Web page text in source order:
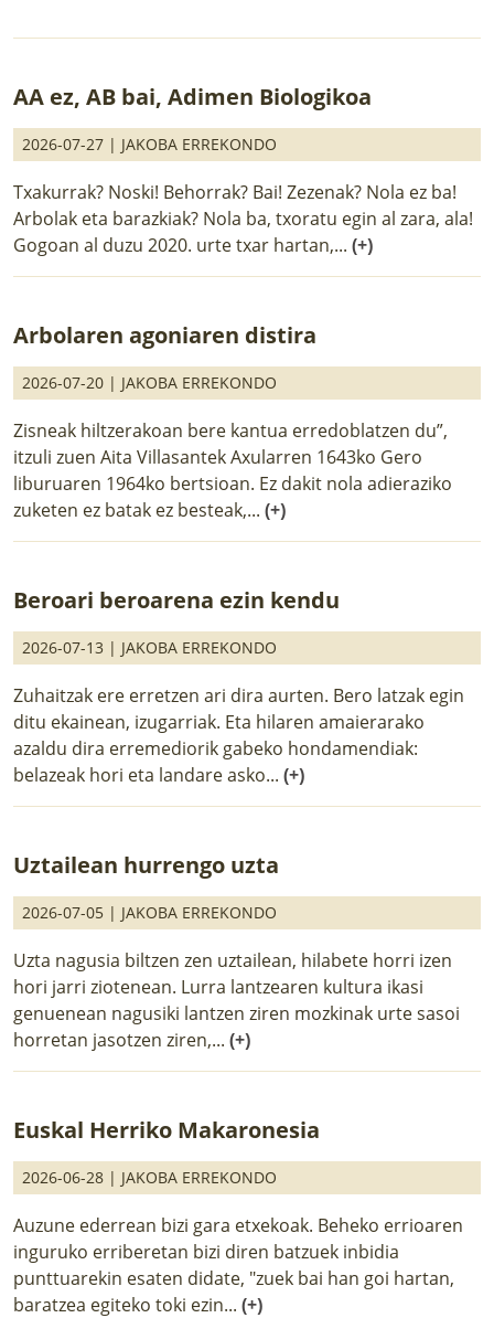
AA ez, AB bai, Adimen Biologikoa
2026-07-27 | JAKOBA ERREKONDO
Txakurrak? Noski! Behorrak? Bai! Zezenak? Nola ez ba!
Arbolak eta barazkiak? Nola ba, txoratu egin al zara, ala!
Gogoan al duzu 2020. urte txar hartan,... (+)
Arbolaren agoniaren distira
2026-07-20 | JAKOBA ERREKONDO
Zisneak hiltzerakoan bere kantua erredoblatzen du”,
itzuli zuen Aita Villasantek Axularren 1643ko Gero
liburuaren 1964ko bertsioan. Ez dakit nola adieraziko
zuketen ez batak ez besteak,... (+)
Beroari beroarena ezin kendu
2026-07-13 | JAKOBA ERREKONDO
Zuhaitzak ere erretzen ari dira aurten. Bero latzak egin
ditu ekainean, izugarriak. Eta hilaren amaierarako
azaldu dira erremediorik gabeko hondamendiak:
belazeak hori eta landare asko... (+)
Uztailean hurrengo uzta
2026-07-05 | JAKOBA ERREKONDO
Uzta nagusia biltzen zen uztailean, hilabete horri izen
hori jarri ziotenean. Lurra lantzearen kultura ikasi
genuenean nagusiki lantzen ziren mozkinak urte sasoi
horretan jasotzen ziren,... (+)
Euskal Herriko Makaronesia
2026-06-28 | JAKOBA ERREKONDO
Auzune ederrean bizi gara etxekoak. Beheko errioaren
inguruko erriberetan bizi diren batzuek inbidia
punttuarekin esaten didate, "zuek bai han goi hartan,
baratzea egiteko toki ezin... (+)